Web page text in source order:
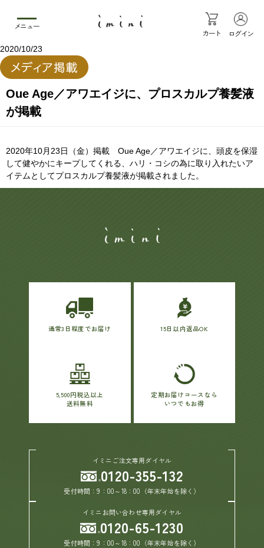
メニュー
カート ログイン
2020/10/23
Oue Age／アワエイジに、プロスカルプ養髪液
が掲載
2020年10月23日（金）掲載 Oue Age／アワエイジに、頭皮を保湿
して健やかにキープしてくれる、ハリ・コシの為に取り入れたいア
イテムとしてプロスカルプ養髪液が掲載されました。
通常3日程度でお届け 15日以内返品OK
5,500円税込以上
送料無料
定期お届けコースなら
いつでもお得
イミニご注文専用ダイヤル
0120-355-132
受付時間：9：00～18：00（年末年始を除く）
イミニお問い合わせ専用ダイヤル
0120-65-1230
受付時間：9：00～18：00（年末年始を除く）